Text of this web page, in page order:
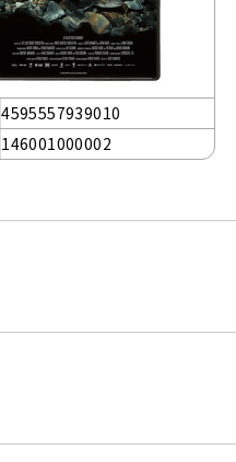
4595557939010
146001000002